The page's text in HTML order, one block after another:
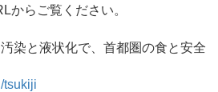
からご覧ください。
染と液状化で、首都圏の食と安全
tsukiji